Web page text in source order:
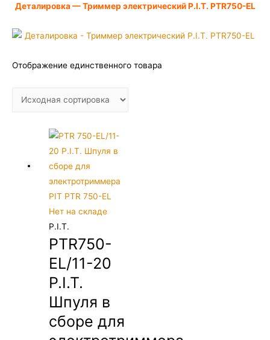
Деталировка — Триммер электрический P.I.T. PTR750-EL
Отображение единственного товара
Нет на складе
P.I.T.
PTR750-
EL/11-20
P.I.T.
Шпуля в
сборе для